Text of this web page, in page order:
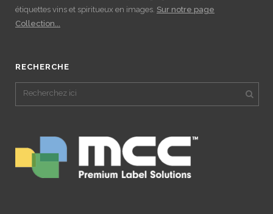
étiquettes vins et spiritueux en images. Sur notre page
Collection...
RECHERCHE